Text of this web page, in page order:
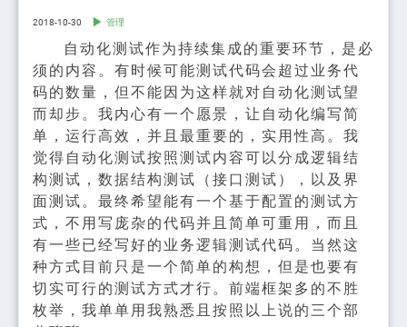
2018-10-30 管理
自动化测试作为持续集成的重要环节，是必
须的内容。有时候可能测试代码会超过业务代
码的数量，但不能因为这样就对自动化测试望
而却步。我内心有一个愿景，让自动化编写简
单，运行高效，并且最重要的，实用性高。我
觉得自动化测试按照测试内容可以分成逻辑结
构测试，数据结构测试（接口测试），以及界
面测试。最终希望能有一个基于配置的测试方
式，不用写庞杂的代码并且简单可重用，而且
有一些已经写好的业务逻辑测试代码。当然这
种方式目前只是一个简单的构想，但是也要有
切实可行的测试方式才行。前端框架多的不胜
枚举，我单单用我熟悉且按照以上说的三个部